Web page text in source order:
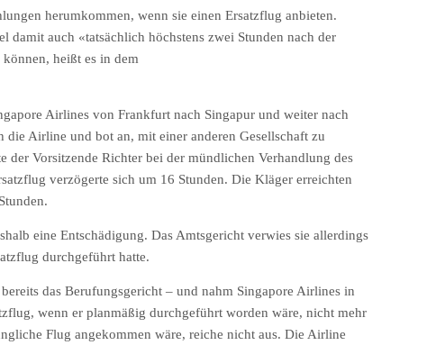
herumkommen, wenn sie einen Ersatzflug anbieten.
damit auch «tatsächlich höchstens zwei Stunden nach der
heißt es in dem
Airlines von Frankfurt nach Singapur und weiter nach
die Airline und bot an, mit einer anderen Gesellschaft zu
der Vorsitzende Richter bei der mündlichen Verhandlung des
verzögerte sich um 16 Stunden. Die Kläger erreichten
eine Entschädigung. Das Amtsgericht verwies sie allerdings
durchgeführt hatte.
das Berufungsgericht – und nahm Singapore Airlines in
wenn er planmäßig durchgeführt worden wäre, nicht mehr
Flug angekommen wäre, reiche nicht aus. Die Airline